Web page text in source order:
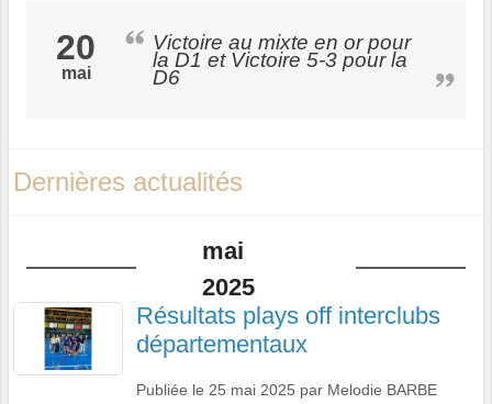
20
mai
Victoire au mixte en or pour
la D1 et Victoire 5-3 pour la
D6
Dernières actualités
mai
2025
Résultats plays off interclubs
départementaux
Publiée le 25 mai 2025 par Melodie BARBE